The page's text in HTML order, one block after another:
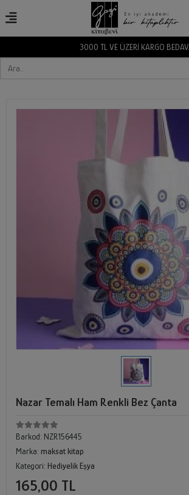
3000 TL VE ÜZERİ KARGO BEDAVA
Nazar Temalı Ham Renkli Bez Çanta
Barkod: NZR156445
Marka: maksat kitap
Kategori: Hediyelik Eşya
165,00 TL